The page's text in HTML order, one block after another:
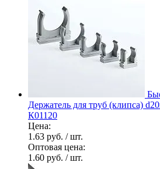
Держатель для труб (клипса)
К01120
Цена:
1.63 руб. / шт.
Оптовая цена:
1.60 руб. / шт.